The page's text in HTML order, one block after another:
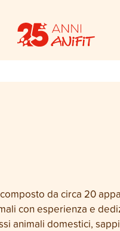
da circa 20
con esperienza e
animali domestici,